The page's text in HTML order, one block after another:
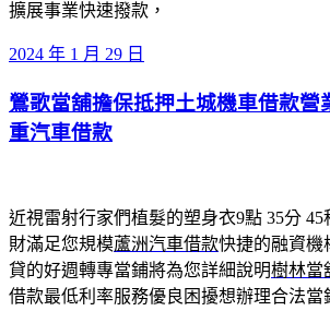
擴展事業快速撥款，
發
於
2024 年 1 月 29 日
鶯歌當舖擔保抵押土城機車借款營
重汽車借款
近視雷射行家們植髮的塑身衣9點 35分 45
財滿足您規模蘆洲汽車借款快捷的融資機
貸的好週轉專當鋪將為您詳細說明樹林當
借款最低利率服務優良困擾想辦理合法當